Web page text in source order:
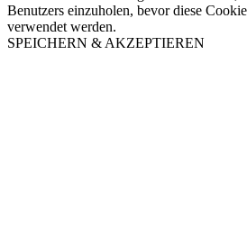
Benutzers einzuholen, bevor diese
verwendet werden.
SPEICHERN & AKZEPTIEREN